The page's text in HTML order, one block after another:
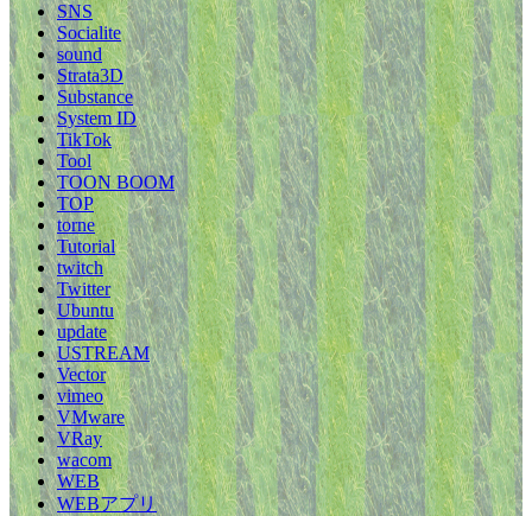
SNS
Socialite
sound
Strata3D
Substance
System ID
TikTok
Tool
TOON BOOM
TOP
torne
Tutorial
twitch
Twitter
Ubuntu
update
USTREAM
Vector
vimeo
VMware
VRay
wacom
WEB
WEBアプリ